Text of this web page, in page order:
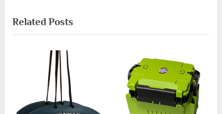
게
i
o
s
t
:
Related Posts